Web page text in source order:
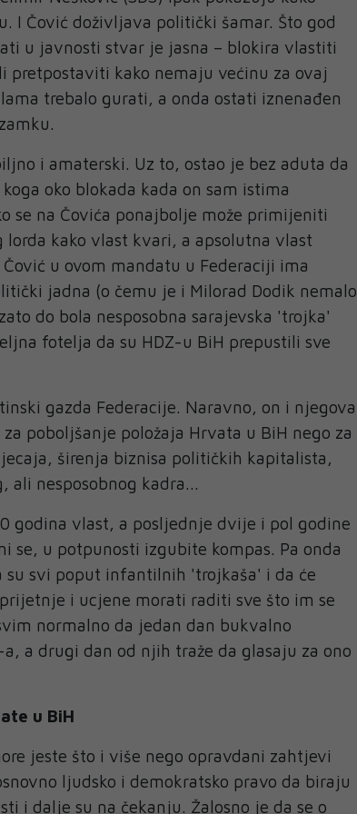
I Čović doživljava politički šamar. Što god
u javnosti stvar je jasna – blokira vlastiti
pretpostaviti kako nemaju većinu za ovaj
trebalo gurati, a onda ostati iznenađen
i amaterski. Uz to, ostao je bez aduta da
oko blokada kada on sam istima
se na Čovića ponajbolje može primijeniti
lorda kako vlast kvari, a apsolutna vlast
u ovom mandatu u Federaciji ima
jadna (o čemu je i Milorad Dodik nemalo
do bola nesposobna sarajevska 'trojka'
fotelja da su HDZ-u BiH prepustili sve
gazda Federacije. Naravno, on i njegova
poboljšanje položaja Hrvata u BiH nego za
širenja biznisa političkih kapitalista,
nesposobnog kadra...
godina vlast, a posljednje dvije i pol godine
se, u potpunosti izgubite kompas. Pa onda
su svi poput infantilnih 'trojkaša' i da će
i ucjene morati raditi sve što im se
normalno da jedan dan bukvalno
a drugi dan od njih traže da glasaju za ono
u BiH
jeste što i više nego opravdani zahtjevi
ljudsko i demokratsko pravo da biraju
i dalje su na čekanju. Žalosno je da se o